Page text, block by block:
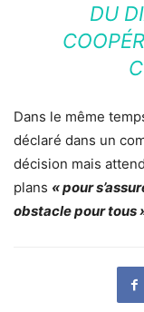
DU
Dans le même
déclaré dans un
décision mais
plans « pour
obstacle pour tous